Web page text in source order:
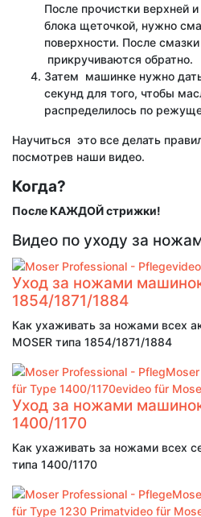
После прочистки верхней
блока щеточкой, нужно
поверхности. После
прикручиваются обратно.
Затем машинке нужно
секунд для того, чтобы
распределилось по
Научиться это все делать
посмотрев наши видео.
Когда?
После КАЖДОЙ стрижки!
Видео по уходу за
Уход за ножами
1854/1871/1884
Как ухаживать за ножами всех
MOSER типа 1854/1871/1884
Уход за ножами
1400/1170
Как ухаживать за ножами всех
типа 1400/1170